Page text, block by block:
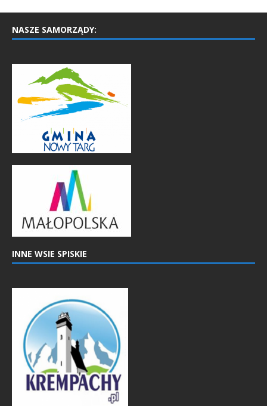
NASZE SAMORZĄDY:
INNE WSIE SPISKIE